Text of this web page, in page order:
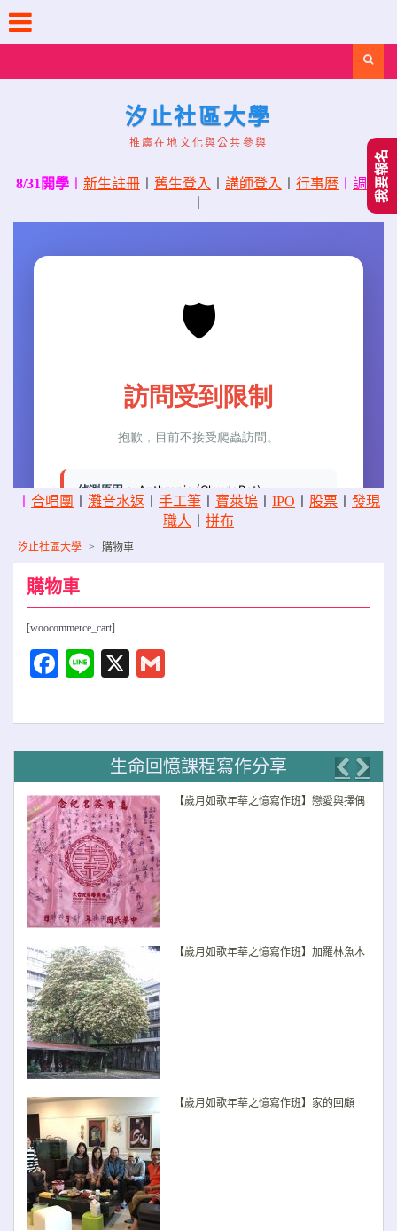
content
汐止社區大學
推廣在地文化與公共參與
8/31開學 新生註冊 舊生登入 講師登入 行事曆
調課
合唱團 灘音水返 手工筆 寶萊塢 IPO 股票
發現
職人
拼布
汐止社區大學 > 購物車
購物車
[woocommerce_cart]
Facebook
LineX
生命回憶課程寫作分享
【歲月如歌年華之憶寫作班】戀愛與擇偶
【歲月如歌年華之憶寫作班】加羅林魚木
【歲月如歌年華之憶寫作班】家的回顧
我要報名